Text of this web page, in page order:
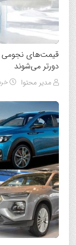
قیمت‌های نجومی
دورتر می‌شوند
مدیر محتوا خرداد